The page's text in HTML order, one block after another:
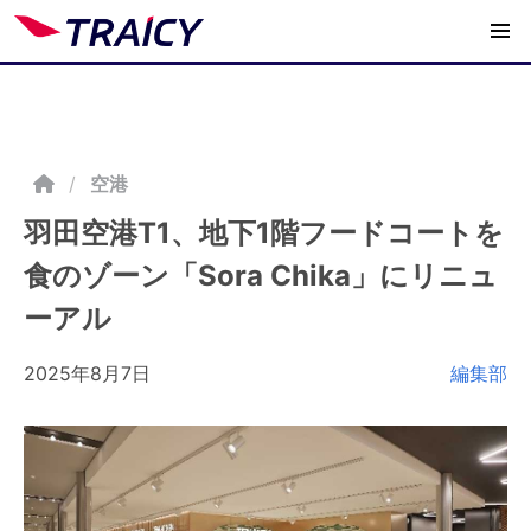
/ 空港
羽田空港T1、地下1階フードコートを
食のゾーン「Sora Chika」にリニュ
ーアル
2025年8月7日 編集部